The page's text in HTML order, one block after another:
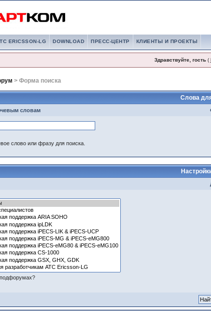
ERICSSON-LG DOWNLOAD ПРЕСС-ЦЕНТР КЛИЕНТЫ И ПРОЕКТЫ
Здравствуйте, гость(
> Форма поиска
Слова
словам
слово или фразу для поиска.